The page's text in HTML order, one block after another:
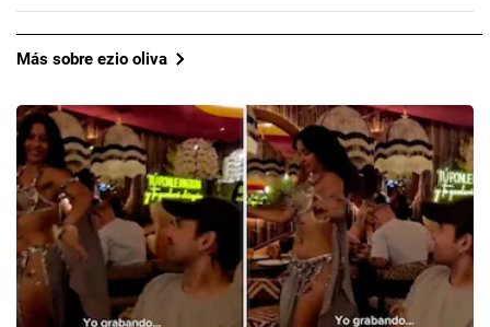
Más sobre ezio oliva